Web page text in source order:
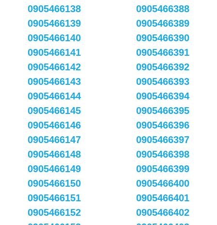
0905466138
0905466139
0905466140
0905466141
0905466142
0905466143
0905466144
0905466145
0905466146
0905466147
0905466148
0905466149
0905466150
0905466151
0905466152
0905466388
0905466389
0905466390
0905466391
0905466392
0905466393
0905466394
0905466395
0905466396
0905466397
0905466398
0905466399
0905466400
0905466401
0905466402